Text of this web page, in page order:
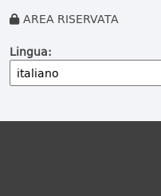
AREA RISERVATA
Lingua